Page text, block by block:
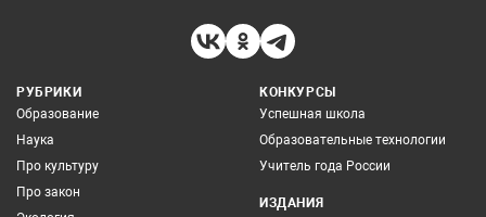
РУБРИКИ
Образование
Наука
Про культуру
Про закон
КОНКУРСЫ
Успешная школа
Образовательные технологии
Учитель года России
ИЗДАНИЯ